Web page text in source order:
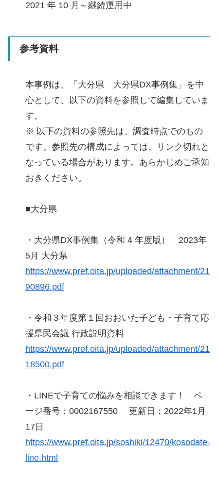
2021 年 10 月～継続運用中
参考資料
本事例は、「大分県 大分県DX事例集」を中
心として、以下の資料を参照して編集していま
す。
※ 以下の資料の参照先は、調査時点でのもの
です。参照先の構成によっては、リンク切れと
なっている場合があります。あらかじめご承知
おきください。
■大分県
・大分県DX事例集（令和 4 年度版） 2023年
5月 大分県
https://www.pref.oita.jp/uploaded/attachment/21
90896.pdf
・令和３年度第１回おおいた子ども・子育て応
援県民会議 行政説明資料
https://www.pref.oita.jp/uploaded/attachment/21
18500.pdf
・LINEで子育ての悩みを相談できます！ ペ
ージ番号：0002167550 更新日：2022年1月
17日
https://www.pref.oita.jp/soshiki/12470/kosodate-
line.html